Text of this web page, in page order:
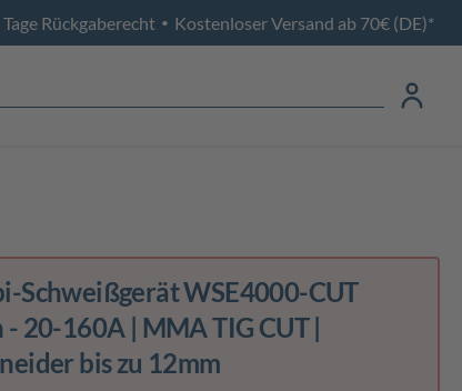
Tage Rückgaberecht • Kostenloser Versand ab 70€ (DE)*
Schweißgerät WSE4000-CUT
- 20-160A | MMA TIG CUT |
bis zu 12mm